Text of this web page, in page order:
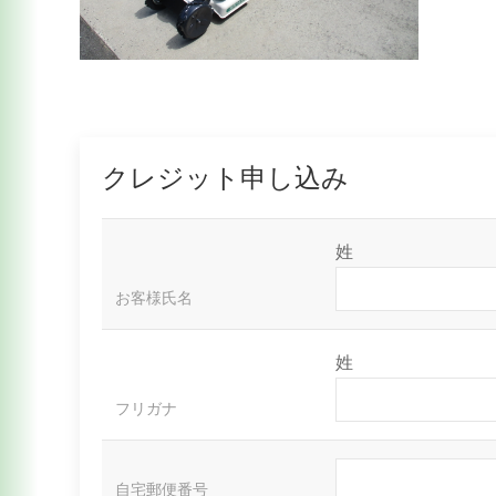
クレジット申し込み
お客様氏名
姓
フリガナ
姓
自宅郵便番号